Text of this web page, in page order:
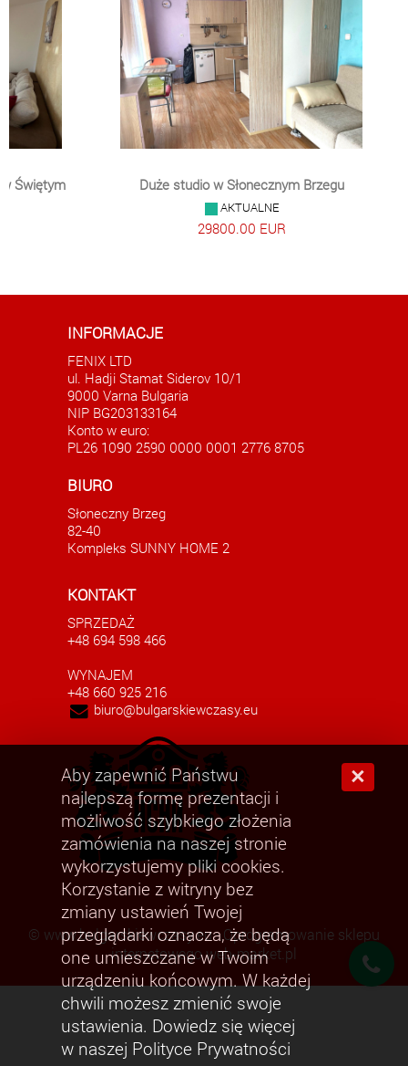
Świętym Duże studio w Słonecznym Brzegu
AKTUALNE
29800.00 EUR
Duży apartament nad morzem w Świętym
185000.00 EUR
INFORMACJE
FENIX LTD
ul. Hadji Stamat Siderov 10/1
9000 Varna Bulgaria
NIP BG203133164
Konto w euro:
PL26 1090 2590 0000 0001 2776 8705
BIURO
Słoneczny Brzeg
82-40
Kompleks SUNNY HOME 2
KONTAKT
SPRZEDAŻ
+48 694 598 466
WYNAJEM
+48 660 925 216
biuro@bulgarskiewczasy.eu
© www.bulgarskiewczasy.euOprogramowanie sklepu
internetowego web-market.pl
×
Aby zapewnić Państwu
najlepszą formę prezentacji i
możliwość szybkiego złożenia
zamówienia na naszej stronie
wykorzystujemy pliki cookies.
Korzystanie z witryny bez
zmiany ustawień Twojej
przeglądarki oznacza, że będą
one umieszczane w Twoim
urządzeniu końcowym. W każdej
chwili możesz zmienić swoje
ustawienia. Dowiedz się więcej
w naszej Polityce Prywatności